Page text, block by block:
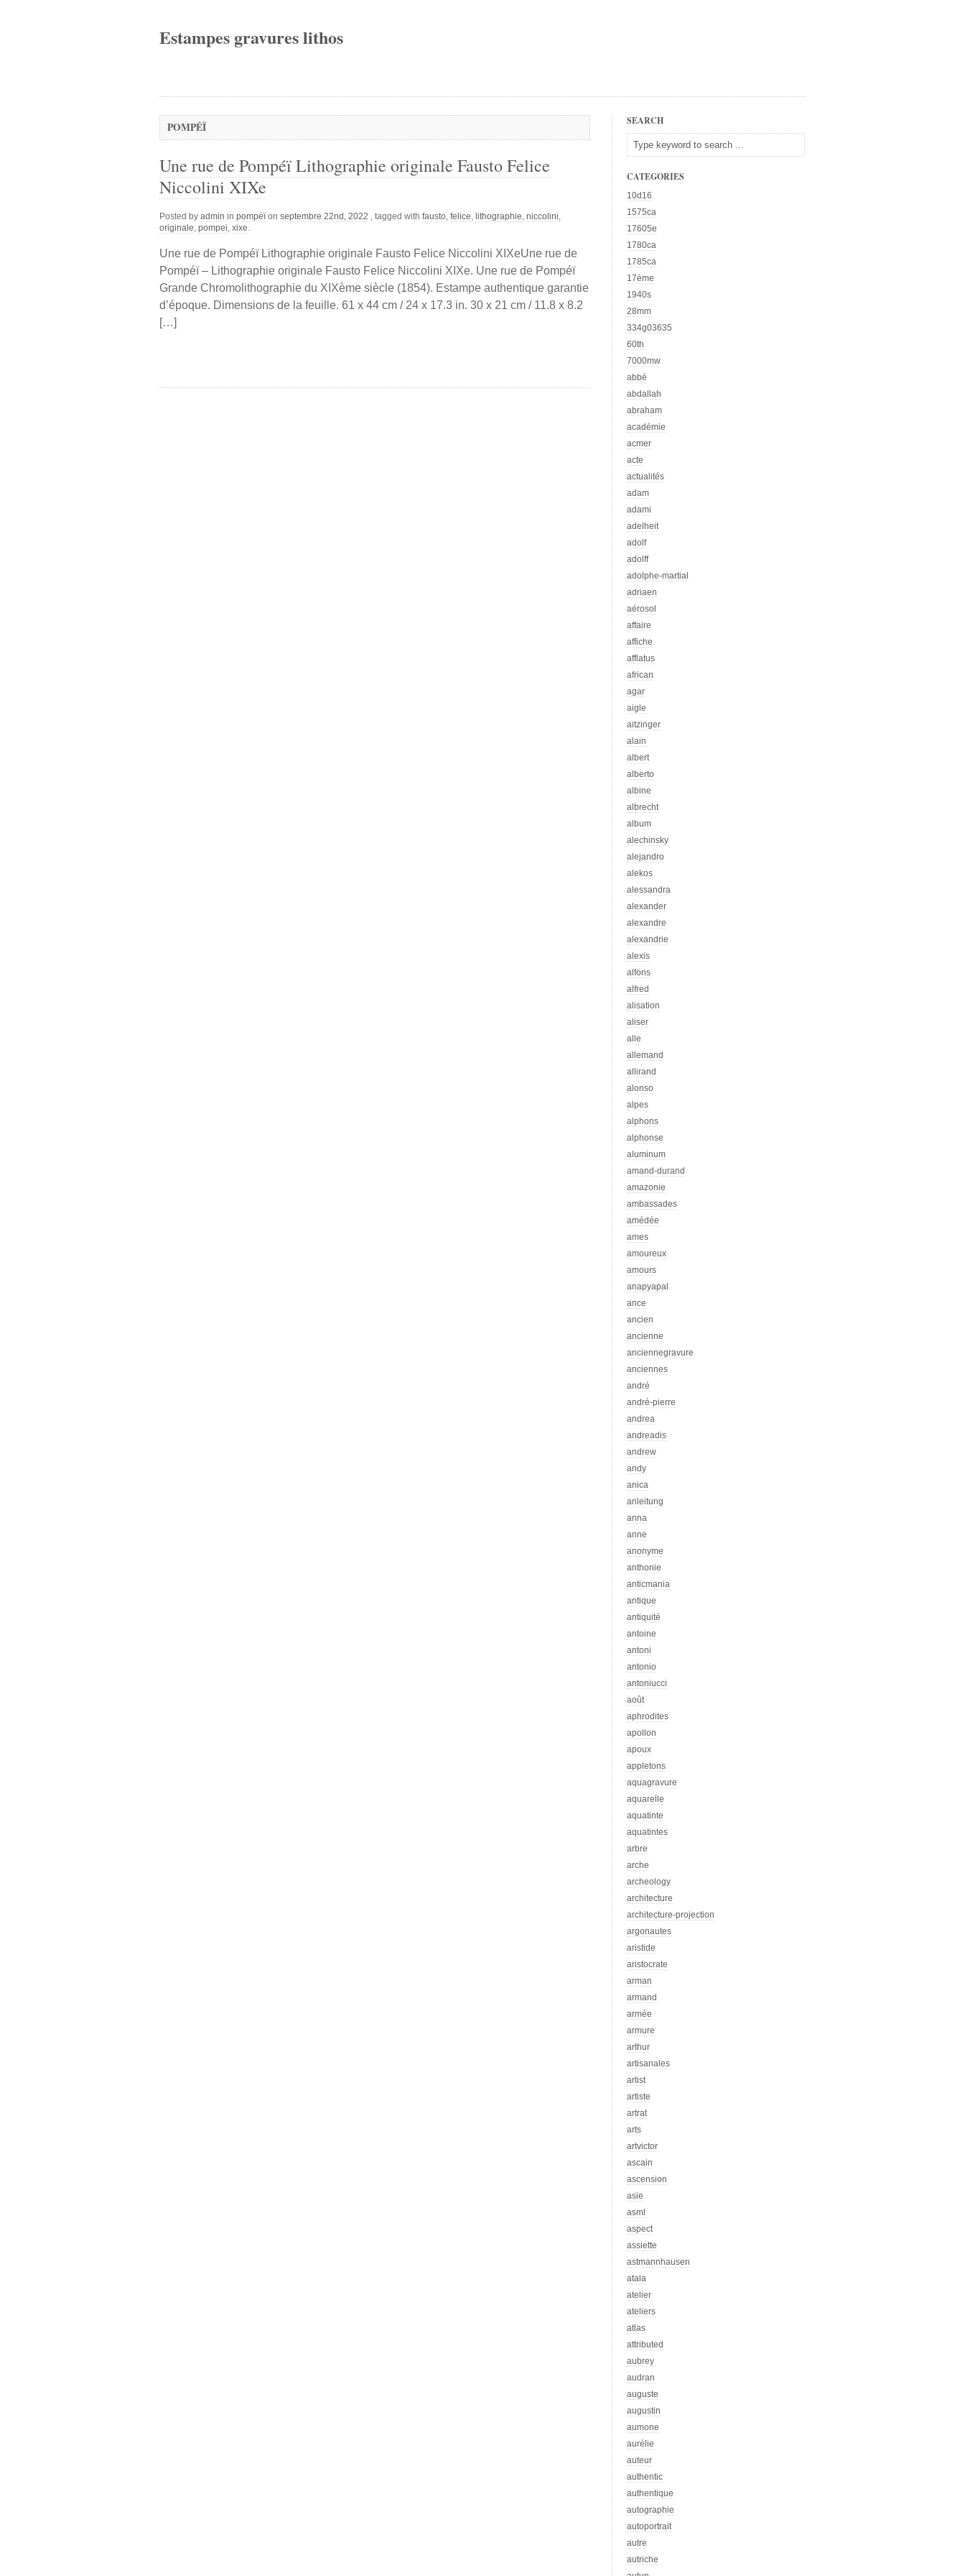
Estampes gravures lithos
POMPÉÏ
Une rue de Pompéï Lithographie originale Fausto Felice
Niccolini XIXe
Posted by admin in pompéï on septembre 22nd, 2022 , tagged with fausto, felice, lithographie, niccolini,
originale, pompei, xixe.
Une rue de Pompéï Lithographie originale Fausto Felice Niccolini XIXeUne rue de
Pompéï – Lithographie originale Fausto Felice Niccolini XIXe. Une rue de Pompéï
Grande Chromolithographie du XIXème siècle (1854). Estampe authentique garantie
d’époque. Dimensions de la feuille. 61 x 44 cm / 24 x 17.3 in. 30 x 21 cm / 11.8 x 8.2
[…]
SEARCH
CATEGORIES
10d16
1575ca
17605e
1780ca
1785ca
17ème
1940s
28mm
334g03635
60th
7000mw
abbé
abdallah
abraham
académie
acmer
acte
actualités
adam
adami
adelheit
adolf
adolff
adolphe-martial
adriaen
aérosol
affaire
affiche
afflatus
african
agar
aigle
aitzinger
alain
albert
alberto
albine
albrecht
album
alechinsky
alejandro
alekos
alessandra
alexander
alexandre
alexandrie
alexis
alfons
alfred
alisation
aliser
alle
allemand
allirand
alonso
alpes
alphons
alphonse
aluminum
amand-durand
amazonie
ambassades
amédée
ames
amoureux
amours
anapyapal
ance
ancien
ancienne
anciennegravure
anciennes
andré
andré-pierre
andrea
andreadis
andrew
andy
anica
anleitung
anna
anne
anonyme
anthonie
anticmania
antique
antiquité
antoine
antoni
antonio
antoniucci
août
aphrodites
apollon
apoux
appletons
aquagravure
aquarelle
aquatinte
aquatintes
arbre
arche
archeology
architecture
architecture-projection
argonautes
aristide
aristocrate
arman
armand
armée
armure
arthur
artisanales
artist
artiste
artrat
arts
artvictor
ascain
ascension
asie
asml
aspect
assiette
astmannhausen
atala
atelier
ateliers
atlas
attributed
aubrey
audran
auguste
augustin
aumone
aurélie
auteur
authentic
authentique
autographie
autoportrait
autre
autriche